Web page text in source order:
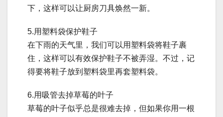
下，这样可以让厨房刀具焕然一新。
5.用塑料袋保护鞋子
在下雨的天气里，我们可以用塑料袋将鞋子裹
住，这样可以有效保护鞋子不被弄湿。不过，记
得要将鞋子放到塑料袋里再套塑料袋。
6.用吸管去掉草莓的叶子
草莓的叶子似乎总是很难去掉，但如果你用一根